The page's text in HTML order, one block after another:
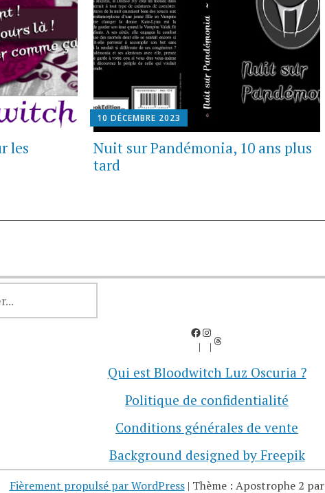
les
10 DÉCEMBRE 2023
Nuit sur Pandémonia, 10 ans plus
tard
Facebook
Instagram
Threads
Qui est Bloodwitch Luz Oscuria ?
Politique de confidentialité
Conditions générales de vente
Background designed by Freepik
Fièrement propulsé par WordPress | Thème : Apostrophe 2 par